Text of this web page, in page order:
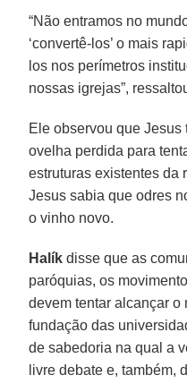
“Não entramos no
‘convertê-los’ o mais
los nos perímetros
nossas igrejas”,
Ele observou que Jesus
ovelha perdida para
estruturas existentes da
Jesus sabia que odres
o vinho novo.
Halík disse que as
paróquias, os
devem tentar alcançar
fundação das
de sabedoria na qual a
livre debate e, também,